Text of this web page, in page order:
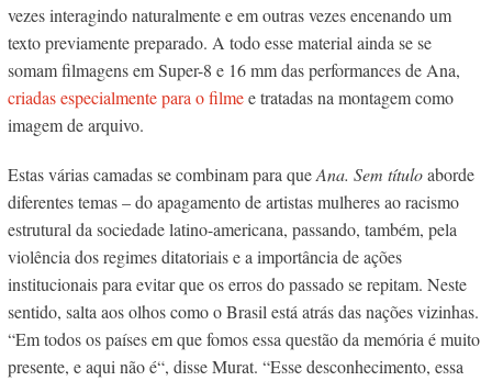
vezes interagindo naturalmente e em outras vezes encenando um
texto previamente preparado. A todo esse material ainda se se
somam filmagens em Super-8 e 16 mm das performances de Ana,
criadas especialmente para o filmee tratadas na montagem como
imagem de arquivo.
Estas várias camadas se combinam para queAna. Sem títuloaborde
diferentes temas – do apagamento de artistas mulheres ao racismo
estrutural da sociedade latino-americana, passando, também, pela
violência dos regimes ditatoriais e a importância de ações
institucionais para evitar que os erros do passado se repitam. Neste
sentido, salta aos olhos como o Brasil está atrás das nações vizinhas.
“Em todos os países em que fomos essa questão da memória é muito
presente, e aqui não é“, disse Murat. “Esse desconhecimento, essa